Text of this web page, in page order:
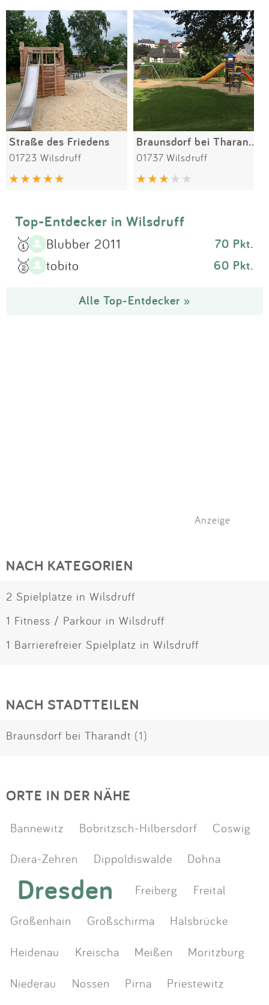
Anmelden
SPIELGERÄTE
Straße des Friedens
01723 Wilsdruff
Braunsdorf bei Tharandt
01737 Wilsdruff
Top-Entdecker in Wilsdruff
🥇 Blubber 2011 70 Pkt.
🥈 tobito 60 Pkt.
Alle Top-Entdecker »
Anzeige
NACH KATEGORIEN
2 Spielplätze in Wilsdruff
1 Fitness / Parkour in Wilsdruff
1 Barrierefreier Spielplatz in Wilsdruff
NACH STADTTEILEN
Braunsdorf bei Tharandt (1)
ORTE IN DER NÄHE
Bannewitz Bobritzsch-Hilbersdorf
Coswig
Diera-Zehren
Dippoldiswalde Dohna
Dresden Freiberg
Freital
Großenhain
Großschirma
Halsbrücke
Heidenau
Kreischa Meißen
Moritzburg
Niederau
Nossen Pirna
Priestewitz